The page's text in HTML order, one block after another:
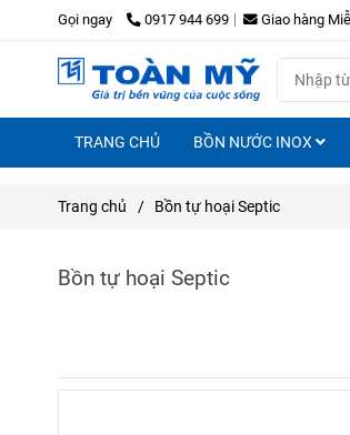
Gọi ngay 0917 944 699 Giao hàng
TRANG CHỦ BỒN NƯỚC INOX
Trang chủ / Bồn tự hoại Septic
Bồn tự hoại Septic